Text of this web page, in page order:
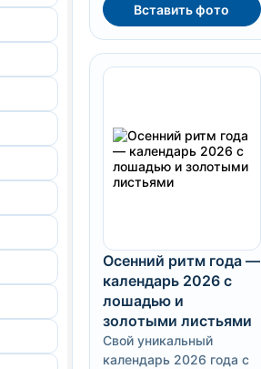
Вставить фото
Осенний ритм года —
календарь 2026 с
лошадью и
золотыми листьями
Свой уникальный
календарь 2026 года с